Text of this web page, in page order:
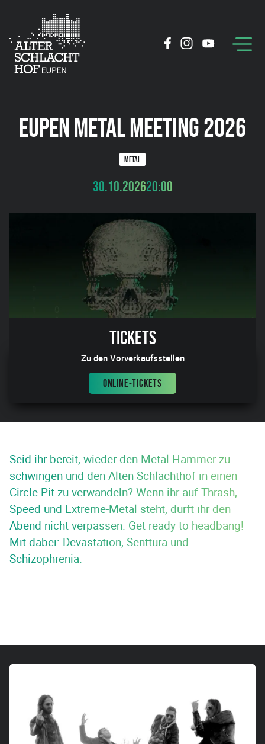
EUPEN METAL MEETING 2026
METAL
30.10.202620:00
Tickets
Zu den Vorverkaufsstellen
ONLINE-TICKETS
Seid ihr bereit, wieder den Metal-Hammer zu
schwingen und den Alten Schlachthof in einen
Circle-Pit zu verwandeln? Wenn ihr auf Thrash,
Speed und Extreme-Metal steht, dürft ihr den
Abend nicht verpassen. Get ready to headbang!
Mit dabei: Devastatiön, Senttura und
Schizophrenia.